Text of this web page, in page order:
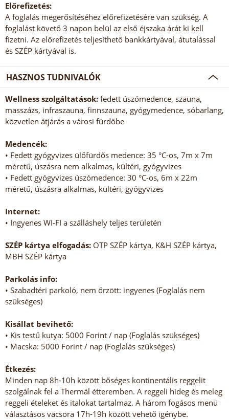
Előrefizetés:
A foglalás megerősítéséhez előrefizetésére van szükség. A
foglalást követő 3 napon belül az első éjszaka árát ki kell
fizetni. Az előrefizetés teljesíthető bankkártyával, átutalással
és SZÉP kártyával is.
HASZNOS TUDNIVALÓK
Wellness szolgáltatások: fedett úszómedence, szauna,
masszázs, infraszauna, finnszauna, gyógymedence, sóbarlang,
közvetlen átjárás a városi fürdőbe
Medencék:
• Fedett gyógyvizes ülőfürdős medence: 35 °C-os, 7m x 7m
méretű, úszásra nem alkalmas, kültéri, gyógyvizes
• Fedett gyógyvizes úszómedence: 30 °C-os, 6m x 22m
méretű, úszásra alkalmas, kültéri, gyógyvizes
Internet:
• Ingyenes WI-FI a szálláshely teljes területén
SZÉP kártya elfogadás: OTP SZÉP kártya, K&H SZÉP kártya,
MBH SZÉP kártya
Parkolás info:
• Szabadtéri parkoló, nem őrzött: ingyenes (Foglalás nem
szükséges)
Kisállat bevihető:
• Kis testű kutya: 5000 Forint / nap (Foglalás szükséges)
• Macska: 5000 Forint / nap (Foglalás szükséges)
Étkezés:
Minden nap 8h-10h között bőséges kontinentális reggelit
szolgálnak fel a Thermál étteremben. A reggeli hideg és meleg
reggeli ételeket és italokat tartalmaz. A három fogásos menü
választásos vacsora 17h-19h között vehető igénybe.